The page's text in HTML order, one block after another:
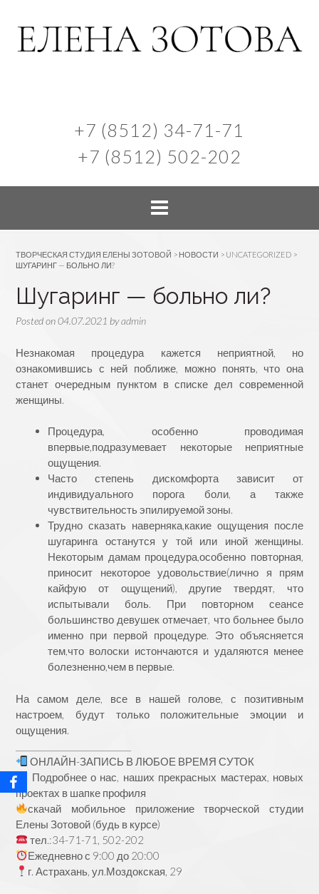
+7 (8512) 34-71-71
+7 (8512) 502-202
ТВОРЧЕСКАЯ СТУДИЯ ЕЛЕНЫ ЗОТОВОЙ > НОВОСТИ > UNCATEGORIZED >
ШУГАРИНГ — БОЛЬНО ЛИ?
Шугаринг — больно ли?
Posted on04.07.2021 byadmin
Незнакомая процедура кажется неприятной, но
ознакомившись с ней поближе, можно понять, что она
станет очередным пунктом в списке дел современной
женщины.
Процедура, особенно проводимая
впервые,подразумевает некоторые неприятные
ощущения.
Часто степень дискомфорта зависит от
индивидуального порога боли, а также
чувствительность эпилируемой зоны.
Трудно сказать наверняка,какие ощущения после
шугаринга останутся у той или иной женщины.
Некоторым дамам процедура,особенно повторная,
приносит некоторое удовольствие(лично я прям
кайфую от ощущений), другие твердят, что
испытывали боль. При повторном сеансе
большинство девушек отмечает, что больнее было
именно при первой процедуре. Это объясняется
тем,что волоски истончаются и удаляются менее
болезненно,чем в первые.
На самом деле, все в нашей голове, с позитивным
настроем, будут только положительные эмоции и
ощущения.
ОНЛАЙН-ЗАПИСЬ В ЛЮБОЕ ВРЕМЯ СУТОК
Подробнее о нас, наших прекрасных мастерах, новых
проектах в шапке профиля
скачай мобильное приложение творческой студии
Елены Зотовой (будь в курсе)
тел.:34-71-71, 502-202
Ежедневно с 9:00 до 20:00
г. Астрахань, ул.Моздокская, 29